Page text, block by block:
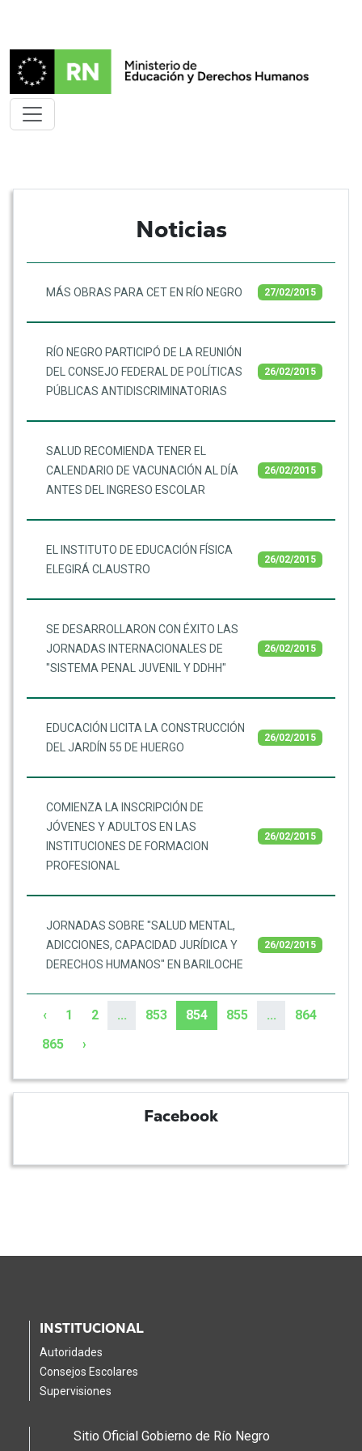
Noticias
MÁS OBRAS PARA CET EN RÍO NEGRO 27/02/2015
RÍO NEGRO PARTICIPÓ DE LA REUNIÓN
DEL CONSEJO FEDERAL DE POLÍTICAS
PÚBLICAS ANTIDISCRIMINATORIAS
26/02/2015
SALUD RECOMIENDA TENER EL
CALENDARIO DE VACUNACIÓN AL DÍA
ANTES DEL INGRESO ESCOLAR
26/02/2015
EL INSTITUTO DE EDUCACIÓN FÍSICA
ELEGIRÁ CLAUSTRO
26/02/2015
SE DESARROLLARON CON ÉXITO LAS
JORNADAS INTERNACIONALES DE
"SISTEMA PENAL JUVENIL Y DDHH"
26/02/2015
EDUCACIÓN LICITA LA CONSTRUCCIÓN
DEL JARDÍN 55 DE HUERGO
26/02/2015
COMIENZA LA INSCRIPCIÓN DE
JÓVENES Y ADULTOS EN LAS
INSTITUCIONES DE FORMACION
PROFESIONAL
26/02/2015
JORNADAS SOBRE "SALUD MENTAL,
ADICCIONES, CAPACIDAD JURÍDICA Y
DERECHOS HUMANOS" EN BARILOCHE
26/02/2015
‹ 1 2 ... 853 854 855 ...
864
865
›
Facebook
INSTITUCIONAL
Autoridades
Consejos Escolares
Supervisiones
Sitio Oficial Gobierno de Río Negro